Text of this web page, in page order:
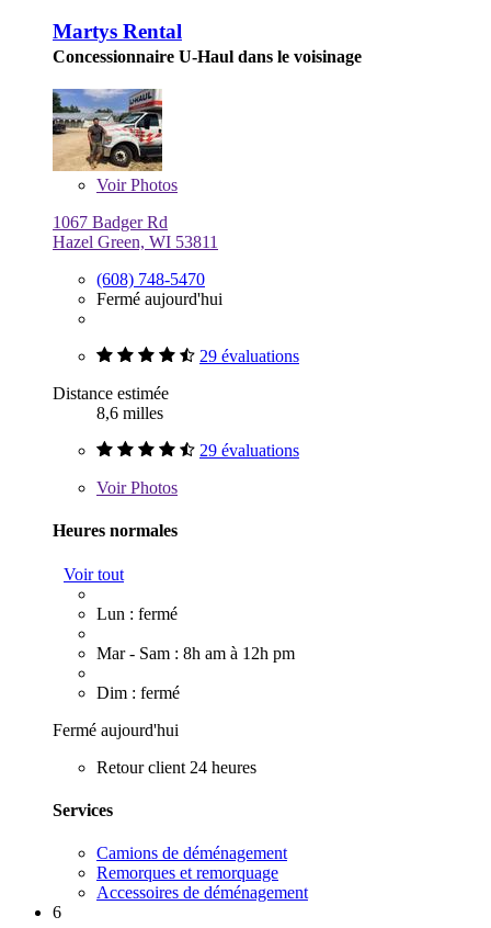
Martys Rental
Concessionnaire U-Haul dans le voisinage
VoirPhotos
1067 Badger Rd
Hazel Green, WI 53811
(608) 748-5470
Fermé aujourd'hui
29 évaluations
Distance estimée
8,6 milles
29 évaluations
VoirPhotos
Heures normales
Voir tout
Lun : fermé
Mar - Sam : 8h am à 12h pm
Dim : fermé
Fermé aujourd'hui
Retour client 24 heures
Services
Camions de déménagement
Remorques et remorquage
Accessoires de déménagement
6